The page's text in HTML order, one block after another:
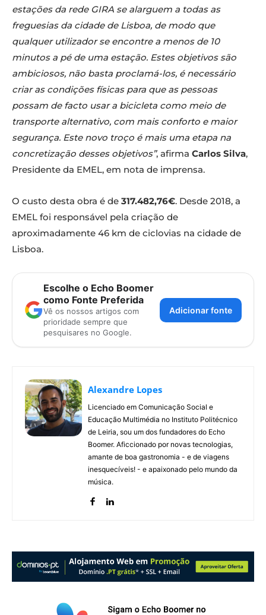
estações da rede GIRA se alarguem a todas as
freguesias da cidade de Lisboa, de modo que
qualquer utilizador se encontre a menos de 10
minutos a pé de uma estação. Estes objetivos são
ambiciosos, não basta proclamá-los, é necessário
criar as condições físicas para que as pessoas
possam de facto usar a bicicleta como meio de
transporte alternativo, com mais conforto e maior
segurança. Este novo troço é mais uma etapa na
concretização desses objetivos”, afirma Carlos Silva,
Presidente da EMEL, em nota de imprensa.
O custo desta obra é de 317.482,76€. Desde 2018, a
EMEL foi responsável pela criação de
aproximadamente 46 km de ciclovias na cidade de
Lisboa.
Escolhe o Echo Boomer
como Fonte Preferida
Vê os nossos artigos com
prioridade sempre que
pesquisares no Google.
Adicionar fonte
Alexandre Lopes
Licenciado em Comunicação Social e
Educação Multimédia no Instituto Politécnico
de Leiria, sou um dos fundadores do Echo
Boomer. Aficcionado por novas tecnologias,
amante de boa gastronomia - e de viagens
inesquecíveis! - e apaixonado pelo mundo da
música.